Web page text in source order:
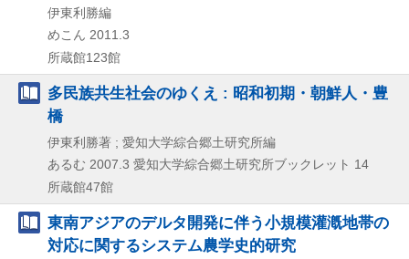
伊東利勝編
めこん 2011.3
所蔵館123館
多民族共生社会のゆくえ : 昭和初期・朝鮮人・豊
橋
伊東利勝著 ; 愛知大学綜合郷土研究所編
あるむ 2007.3 愛知大学綜合郷土研究所ブックレット 14
所蔵館47館
東南アジアのデルタ開発に伴う小規模灌漑地帯の
対応に関するシステム農学史的研究